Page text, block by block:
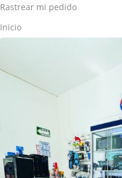
Rastrear mi pedido
Inicio